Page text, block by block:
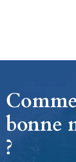
bonne
?